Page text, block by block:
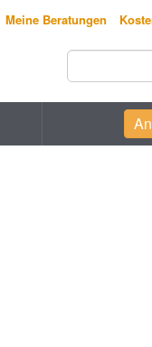
Meine Beratungen